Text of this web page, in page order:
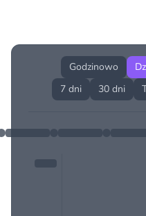
Godzinowo
7 dni
30 dni